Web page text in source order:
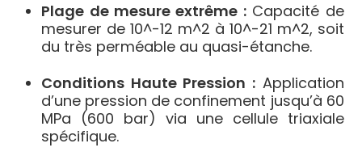
Plage de mesure extrême :Capacité de
mesurer de10^-12 m^2 à 10^-21 m^2, soit
du très perméable au quasi-étanche.
Conditions Haute Pression : Application
d’une pression de confinement jusqu’à 60
MPa (600 bar) via une cellule triaxiale
spécifique.